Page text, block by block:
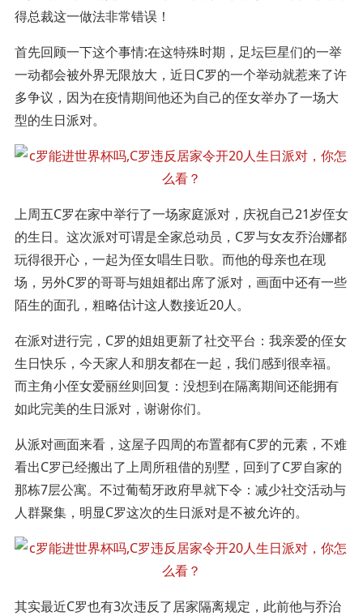
得总裁这一做法非常错误！
首先回顾一下这个事情:在这特殊时期，足坛巨星们的一举
一动都会被外界无限放大，近日C罗的一个举动就惹来了许
多争议，因为在疫情期间他还为自己的侄女举办了一场大
型的生日派对。
上周五C罗在家中举行了一场家庭派对，庆祝自己21岁侄女
的生日。这次派对可谓是全家总动员，C罗与女友乔治娜都
玩得很开心，一起为侄女唱生日歌。而他的母亲也在现
场，另外C罗的哥哥与姐姐都出席了派对，画面中还有一些
陌生的面孔，粗略估计这人数接近20人。
在派对进行完，C罗的姐姐更新了社交平台：我亲爱的侄女
生日快乐，今天家人和朋友都在一起，我们感到很幸福。
而主角小侄女爱丽丝则回复：没想到在隔离期间还能拥有
如此完美的生日派对，谢谢你们。
从派对画面来看，这屋子四周的布置都有C罗的元素，不难
看出C罗已经搬出了上周所租借的别墅，回到了C罗自家的
那栋7层公寓。不过葡萄牙政府早就下令：减少社交活动与
人群聚集，明显C罗这次的生日派对是不被允许的。
其实最近C罗也有3次违反了居家隔离规定，此前他与乔治